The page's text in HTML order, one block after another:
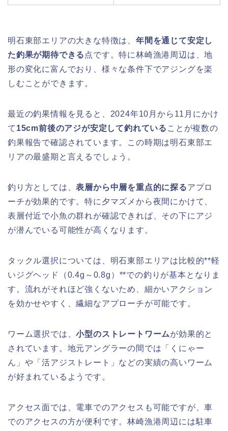
明石東部エリアの大きな特徴は、 年間を通じて安定し
た釣果が期待できる 点です。特に林崎漁港周辺は、地
形の変化に富んでおり、様々な条件下でアジングを楽
しむことができます。
最近の釣果情報を見ると、2024年10月から11月にかけ
て 15cm前後のアジが安定して釣れている ことが複数の
釣果報告で確認されています。この時期は明石東部エ
リアの最盛期と言えるでしょう。
釣り方としては、表層から中層を重点的に探るアプロ
ーチが効果的です。特に夕マズメから夜間にかけて、
表層付近で小魚の群れが確認できれば、その下にアジ
が潜んでいる可能性が高くなります。
タックル選択については、明石東部エリアは比較的**軽
いジグヘッド（0.4g～0.8g）**での釣りが基本となりま
す。流れがそれほど強くないため、細かいアクション
を効かせやすく、繊細なアプローチが可能です。
ワーム選択では、小型のストレートワームが効果的と
されています。地元アングラーの間では「くにゃー
ん」や「活アジストレート」などの実績の高いワーム
が好まれているようです。
アクセス面では、電車でのアクセスも可能ですが、車
でのアクセスの方が便利です。林崎漁港周辺には駐車